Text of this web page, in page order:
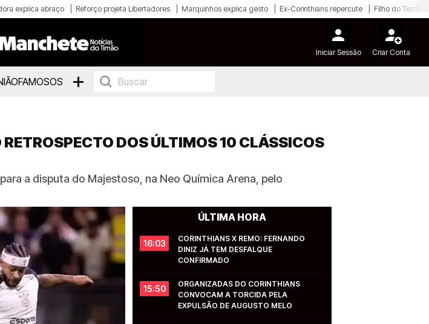
explica abraço Reforço projeta Libertadores Marquinhos explica gesto Ex-Corinthians repercute Filho do Terrão
Iniciar Sessão Criar Conta
FAMOSOS +
DOS ÚLTIMOS 10 CLÁSSICOS
a disputa do Majestoso, na Neo Química Arena, pelo
ÚLTIMA HORA
16:03
CORINTHIANS X REMO: FERNANDO
DINIZ JÁ TEM DESFALQUE
CONFIRMADO
15:50
ORGANIZADAS DO CORINTHIANS
CONVOCAM A TORCIDA PELA
EXPULSÃO DE AUGUSTO MELO